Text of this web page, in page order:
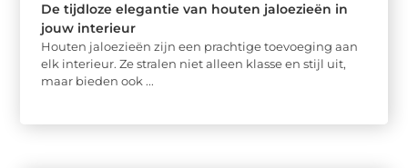
De tijdloze elegantie van houten jaloezieën in
jouw interieur
Houten jaloezieën zijn een prachtige toevoeging aan
elk interieur. Ze stralen niet alleen klasse en stijl uit,
maar bieden ook ...